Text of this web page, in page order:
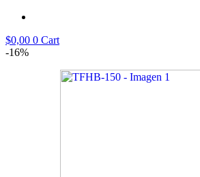
$0,00 0 Cart
-16%